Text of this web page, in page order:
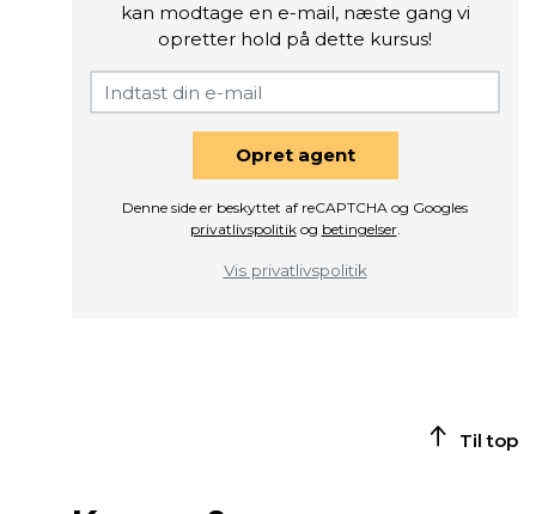
kan modtage en e-mail, næste gang vi
opretter hold på dette kursus!
Opret agent
Denne side er beskyttet af reCAPTCHA og Googles
privatlivspolitikog betingelser.
Vis privatlivspolitik
Til top